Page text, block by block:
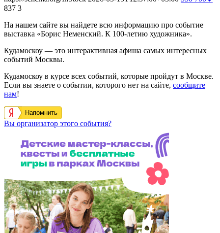
837 3
На нашем сайте вы найдете всю информацию про событие
выставка «Борис Неменский. К 100-летию художника».
Кудамоскоу — это интерактивная афиша самых интересных
событий Москвы.
Кудамоскоу в курсе всех событий, которые пройдут в Москве.
Если вы знаете о событии, которого нет на сайте, сообщите
нам!
Напомнить
Вы организатор этого события?